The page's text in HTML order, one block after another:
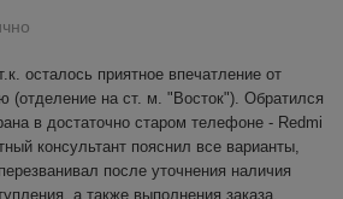
осталось приятное впечатление от
(отделение на ст. м. "Восток"). Обратился
в достаточно старом телефоне - Redmi
консультант пояснил все варианты,
после уточнения наличия
а также выполнения заказа.